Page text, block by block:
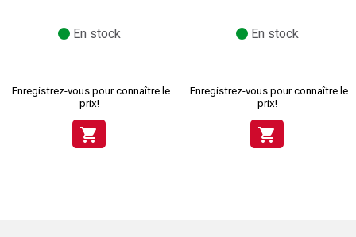
En stock
Enregistrez-vous pour connaître le
prix!
shopping_cart
En stock
Enregistrez-vous pour connaître le
prix!
shopping_cart